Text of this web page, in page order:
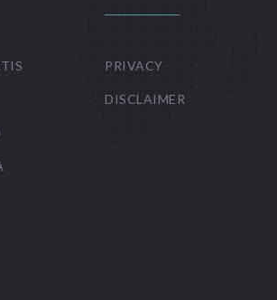
PRIVACY
DISCLAIMER